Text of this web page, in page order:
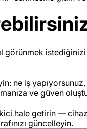
görünmek
ne iş
ve güven
hale getirin —
güncelleyin.